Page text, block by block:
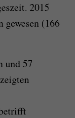
2015
gewesen (166
und 57